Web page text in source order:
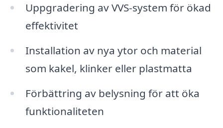
Uppgradering av VVS-system för ökad
effektivitet
Installation av nya ytor och material
som kakel, klinker eller plastmatta
Förbättring av belysning för att öka
funktionaliteten